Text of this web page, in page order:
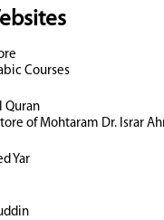
Courses
Quran
of Mohtaram Dr. Israr
Yar